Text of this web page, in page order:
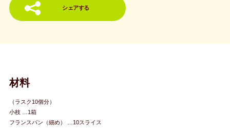
シェアする
材料
（ラスク10個分）
小枝 …1箱
フランスパン（細め） …10スライス